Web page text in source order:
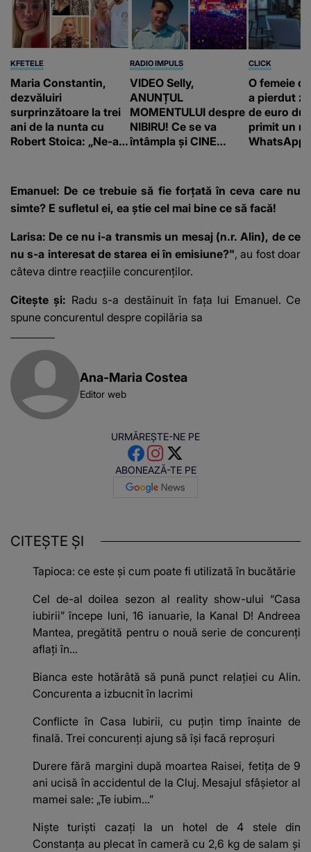
KFETELE
Maria Constantin,
dezvăluiri
surprinzătoare la trei
ani de la nunta cu
Robert Stoica: „Ne-a
RADIO IMPULS
VIDEO Selly,
ANUNȚUL
MOMENTULUI despre
NIBIRU! Ce se va
întâmpla și CINE
e ciudă că..."
CLICK
O femeie
a pierdut
de euro
primit un
Franța
Emanuel: De ce trebuie să fie forțată în ceva care nu
simte? E sufletul ei, ea știe cel mai bine ce să facă!
Larisa: De ce nu i-a transmis un mesaj (n.r. Alin), de ce
nu s-a interesat de starea ei în emisiune?", au fost doar
câteva dintre reacțiile concurenților.
Citește și: Radu s-a destăinuit în fața lui Emanuel. Ce
spune concurentul despre copilăria sa
Ana-Maria Costea
Editor web
URMĂREȘTE-NE PE
ABONEAZĂ-TE PE
CITEȘTE ȘI
Tapioca: ce este și cum poate fi utilizată în bucătărie
Cel de-al doilea sezon al reality show-ului “Casa
iubirii” începe luni, 16 ianuarie, la Kanal D! Andreea
Mantea, pregătită pentru o nouă serie de concurenţi
aflaţi în...
Bianca este hotărâtă să pună punct relației cu Alin.
Concurenta a izbucnit în lacrimi
Conflicte în Casa Iubirii, cu puțin timp înainte de
finală. Trei concurenți ajung să își facă reproșuri
Durere fără margini după moartea Raisei, fetița de 9
ani ucisă în accidentul de la Cluj. Mesajul sfâșietor al
mamei sale: „Te iubim…”
Niște turiști cazați la un hotel de 4 stele din
Constanța au plecat în cameră cu 2,6 kg de salam și